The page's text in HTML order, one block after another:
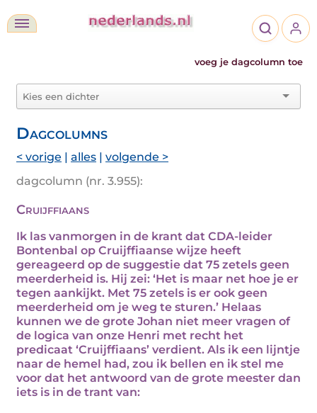
voeg je dagcolumn toe
Dagcolumns
< vorige | alles | volgende >
dagcolumn (nr. 3.955):
Cruijffiaans
Ik las vanmorgen in de krant dat CDA-leider
Bontenbal op Cruijffiaanse wijze heeft
gereageerd op de suggestie dat 75 zetels geen
meerderheid is. Hij zei: ‘Het is maar net hoe je er
tegen aankijkt. Met 75 zetels is er ook geen
meerderheid om je weg te sturen.’ Helaas
kunnen we de grote Johan niet meer vragen of
de logica van onze Henri met recht het
predicaat ‘Cruijffiaans’ verdient. Als ik een lijntje
naar de hemel had, zou ik bellen en ik stel me
voor dat het antwoord van de grote meester dan
iets is in de trant van: